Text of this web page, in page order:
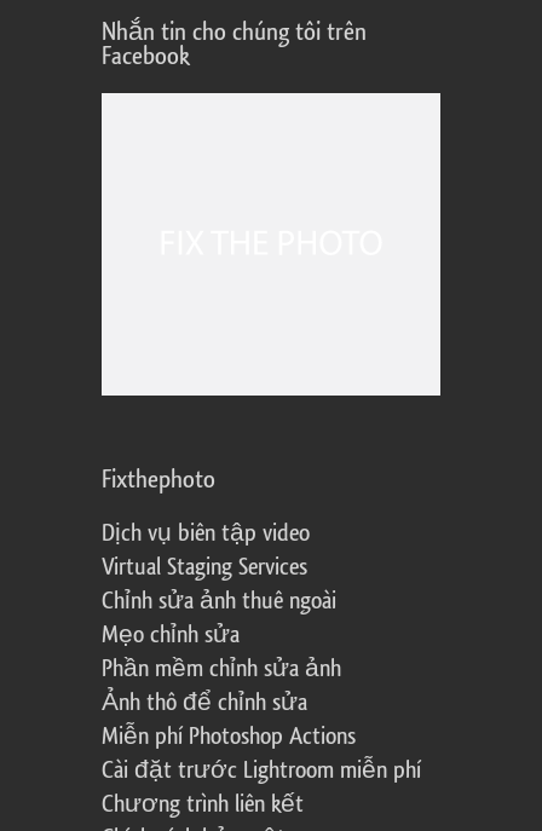
Nhắn tin cho chúng tôi trên
Facebook
Fixthephoto
Dịch vụ biên tập video
Virtual Staging Services
Chỉnh sửa ảnh thuê ngoài
Mẹo chỉnh sửa
Phần mềm chỉnh sửa ảnh
Ảnh thô để chỉnh sửa
Miễn phí Photoshop Actions
Cài đặt trước Lightroom miễn phí
Chương trình liên kết